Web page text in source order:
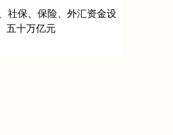
社保、保险、外汇资金设
五十万亿元